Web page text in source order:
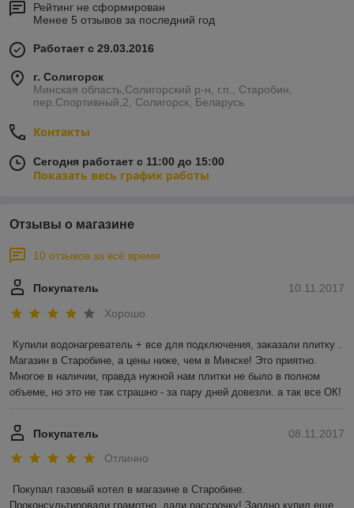
Рейтинг не сформирован
Менее 5 отзывов за последний год
Работает с 29.03.2016
г. Солигорск
Минская область,Солигорский р-н, г.п., Старобин,
пер.Спортивный,2, Солигорск, Беларусь
Контакты
Сегодня работает с 11:00 до 15:00
Показать весь график работы
Отзывы о магазине
10 отзывов за всё время
10.11.2017
Покупатель
Хорошо
Купили водонагреватель + все для подключения, заказали плитку .
Магазин в Старобине, а цены ниже, чем в Минске! Это приятно.
Многое в наличии, правда нужной нам плитки не было в полном
объеме, но это не так страшно - за пару дней довезли. а так все ОК!
08.11.2017
Покупатель
Отлично
Покупал газовый котел в магазине в Старобине.
Проконсультировали грамотно, дали рассрочку! Заодно купил еще